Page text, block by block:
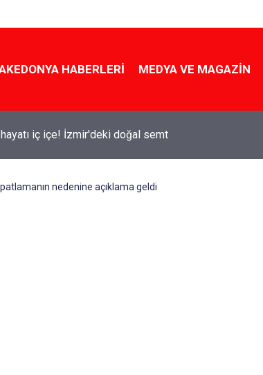
HABERLERI MEDYA VE MAGAZIN
iç içe! İzmir'deki doğal semt
nedenine açıklama geldi